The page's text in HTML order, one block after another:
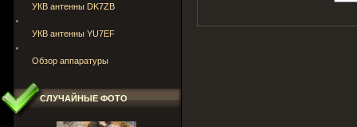
УКВ антенны DK7ZB
УКВ антенны YU7EF
Обзор аппаратуры
СЛУЧАЙНЫЕ ФОТО